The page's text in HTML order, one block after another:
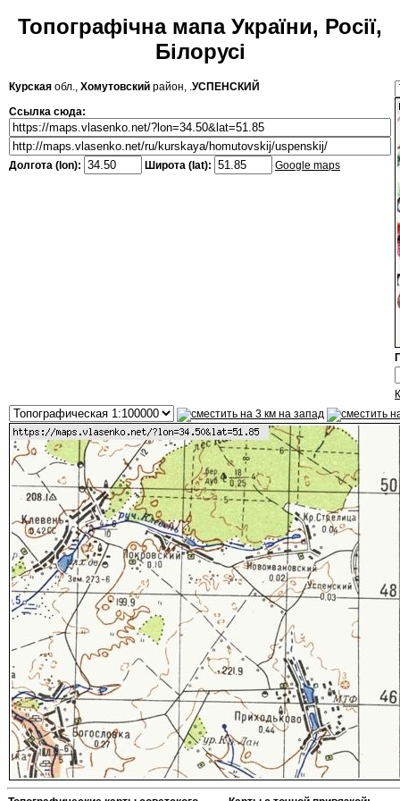
Топографічна мапа України, Росії,
Білорусі
Курская обл., Хомутовский район, .УСПЕНСКИЙ
Ссылка сюда:
Долгота (lon): Широта (lat): Google maps